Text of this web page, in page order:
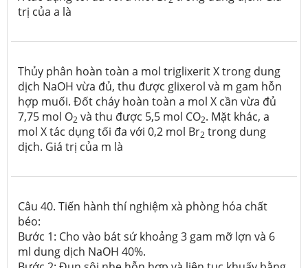
trị của a là
Thủy phân hoàn toàn a mol triglixerit X trong dung
dịch NaOH vừa đủ, thu được glixerol và m gam hỗn
hợp muối. Đốt cháy hoàn toàn a mol X cần vừa đủ
7,75 mol O2 và thu được 5,5 mol CO2. Mặt khác, a
mol X tác dụng tối đa với 0,2 mol Br2 trong dung
dịch. Giá trị của m là
Câu 40. Tiến hành thí nghiệm xà phòng hóa chất
béo:
Bước 1: Cho vào bát sứ khoảng 3 gam mỡ lợn và 6
ml dung dịch NaOH 40%.